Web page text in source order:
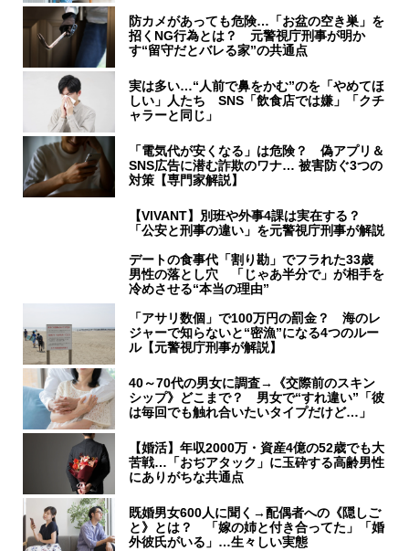
防カメがあっても危険…「お盆の空き巣」を
招くNG行為とは？ 元警視庁刑事が明か
す“留守だとバレる家”の共通点
実は多い…“人前で鼻をかむ”のを「やめてほ
しい」人たち SNS「飲食店では嫌」「クチ
ャラーと同じ」
「電気代が安くなる」は危険？ 偽アプリ＆
SNS広告に潜む詐欺のワナ… 被害防ぐ3つの
対策【専門家解説】
【VIVANT】別班や外事4課は実在する？
「公安と刑事の違い」を元警視庁刑事が解説
デートの食事代「割り勘」でフラれた33歳
男性の落とし穴 「じゃあ半分で」が相手を
冷めさせる“本当の理由”
「アサリ数個」で100万円の罰金？ 海のレ
ジャーで知らないと“密漁”になる4つのルー
ル【元警視庁刑事が解説】
40～70代の男女に調査→《交際前のスキン
シップ》どこまで？ 男女で“すれ違い”「彼
は毎回でも触れ合いたいタイプだけど…」
【婚活】年収2000万・資産4億の52歳でも大
苦戦…「おぢアタック」に玉砕する高齢男性
にありがちな共通点
既婚男女600人に聞く→配偶者への《隠しご
と》とは？ 「嫁の姉と付き合ってた」「婚
外彼氏がいる」…生々しい実態